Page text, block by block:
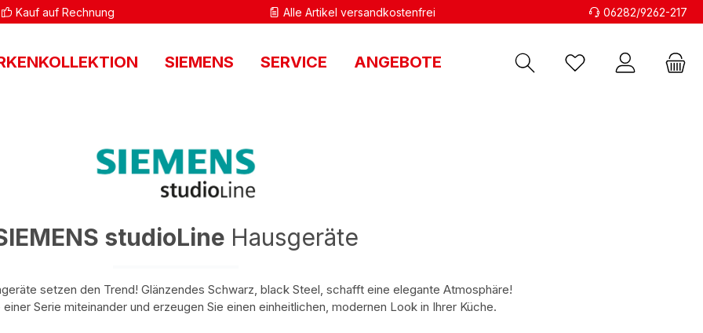
Kauf auf Rechnung Alle Artikel versandkostenfrei 06282/9262-217
SIEMENS SERVICE ANGEBOTE
studioLine Hausgeräte
setzen den Trend! Glänzendes Schwarz, black Steel, schafft eine elegante Atmosphäre!
Serie miteinander und erzeugen Sie einen einheitlichen, modernen Look in Ihrer Küche.